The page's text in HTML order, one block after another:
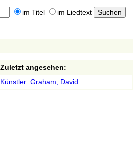
im Titel im Liedtext
Zuletzt angesehen:
Künstler: Graham, David